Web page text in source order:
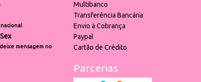
mensagem no
Multibanco
Transferência Bancária
Envio à Cobrança
Paypal
Cartão de Crédito
Parcerias